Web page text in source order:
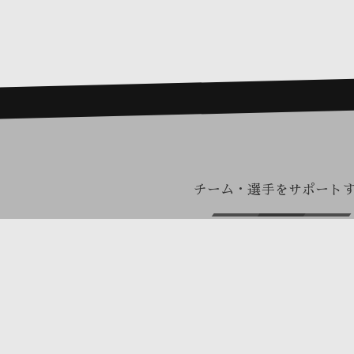
チーム・選手をサポート